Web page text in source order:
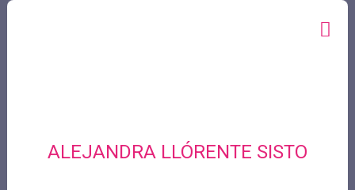
ALEJANDRA LLÓRENTE SISTO